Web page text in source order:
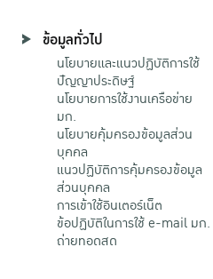
ข้อมูลทั่วไป
นโยบายและแนวปฏิบัติการใช้
ปัญญาประดิษฐ์
นโยบายการใช้งานเครือข่าย
มก.
นโยบายคุ้มครองข้อมูลส่วน
บุคคล
แนวปฏิบัติการคุ้มครองข้อมูล
ส่วนบุคคล
การเข้าใช้อินเตอร์เน็ต
ข้อปฏิบัติในการใช้ e-mail มก.
ถ่ายทอดสด